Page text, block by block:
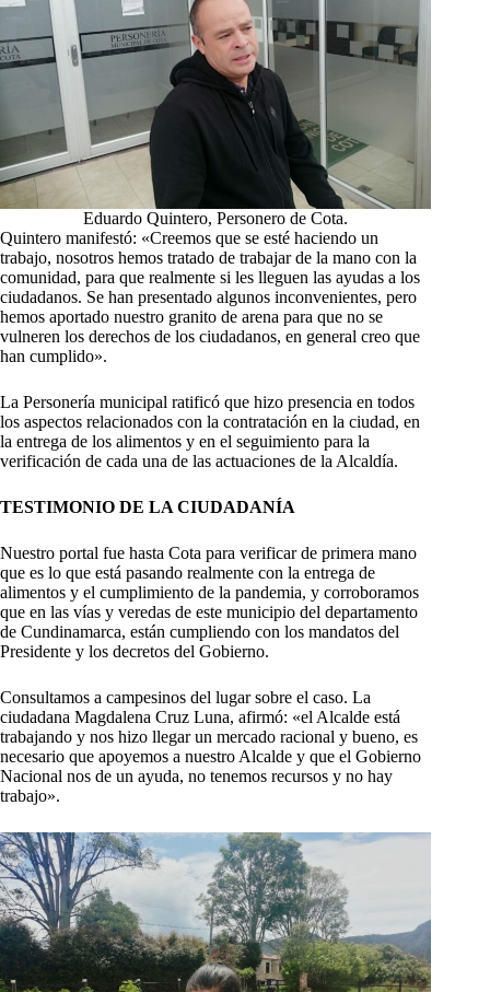
Eduardo Quintero, Personero de Cota.
Quintero manifestó: «Creemos que se esté haciendo un
trabajo, nosotros hemos tratado de trabajar de la mano con la
comunidad, para que realmente si les lleguen las ayudas a los
ciudadanos. Se han presentado algunos inconvenientes, pero
hemos aportado nuestro granito de arena para que no se
vulneren los derechos de los ciudadanos, en general creo que
han cumplido».
La Personería municipal ratificó que hizo presencia en todos
los aspectos relacionados con la contratación en la ciudad, en
la entrega de los alimentos y en el seguimiento para la
verificación de cada una de las actuaciones de la Alcaldía.
TESTIMONIO DE LA CIUDADANÍA
Nuestro portal fue hasta Cota para verificar de primera mano
que es lo que está pasando realmente con la entrega de
alimentos y el cumplimiento de la pandemia, y corroboramos
que en las vías y veredas de este municipio del departamento
de Cundinamarca, están cumpliendo con los mandatos del
Presidente y los decretos del Gobierno.
Consultamos a campesinos del lugar sobre el caso. La
ciudadana Magdalena Cruz Luna, afirmó: «el Alcalde está
trabajando y nos hizo llegar un mercado racional y bueno, es
necesario que apoyemos a nuestro Alcalde y que el Gobierno
Nacional nos de un ayuda, no tenemos recursos y no hay
trabajo».